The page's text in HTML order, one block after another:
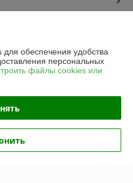
обеспечения удобства
персональных
файлы cookies или